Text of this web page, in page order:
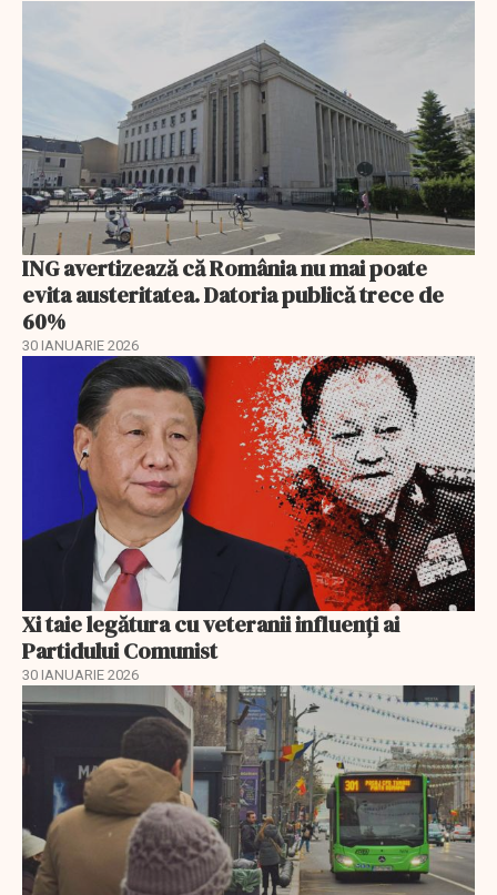
ING avertizează că România nu mai poate
evita austeritatea. Datoria publică trece de
60%
30 IANUARIE 2026
Xi taie legătura cu veteranii influenți ai
Partidului Comunist
30 IANUARIE 2026